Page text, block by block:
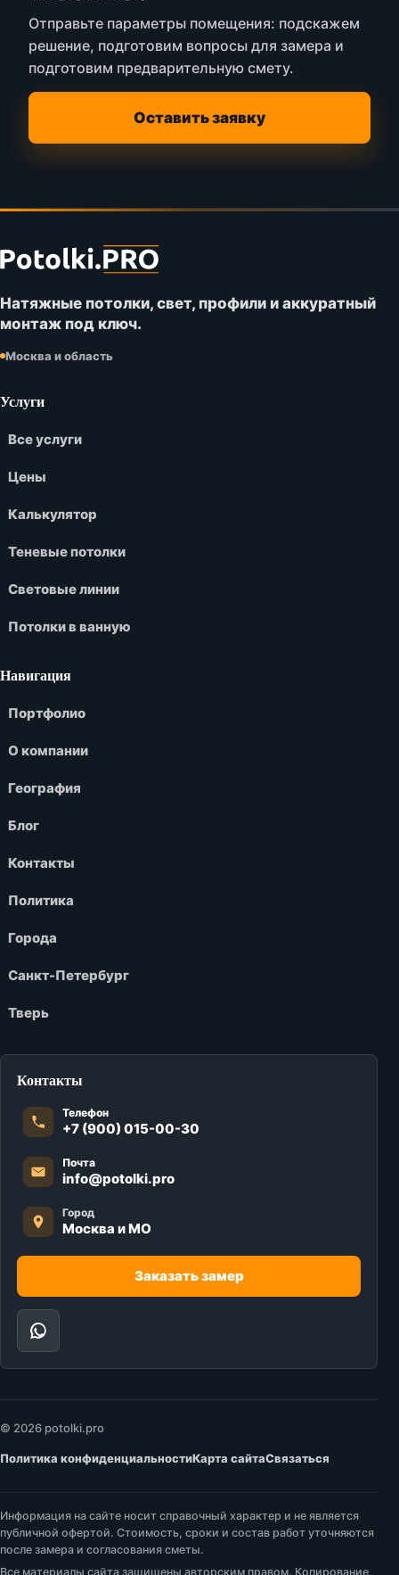
Отправьте параметры помещения: подскажем
решение, подготовим вопросы для замера и
подготовим предварительную смету.
Оставить заявку
Футер
сайта
Potolki.PRO
Натяжные потолки, свет, профили и аккуратный
монтаж под ключ.
Москва и область
Услуги
Все услуги
Цены
Калькулятор
Теневые потолки
Световые линии
Потолки в ванную
Навигация
Портфолио
О компании
География
Блог
Контакты
Политика
Города
Санкт-Петербург
Тверь
Контакты
Телефон
+7 (900) 015-00-30
Почта
info@potolki.pro
Город
Москва и МО
Заказать замер
© 2026 potolki.pro
Политика конфиденциальностиКарта сайтаСвязаться
Информация на сайте носит справочный характер и не является
публичной офертой. Стоимость, сроки и состав работ уточняются
после замера и согласования сметы.
Все материалы сайта защищены авторским правом. Копирование,